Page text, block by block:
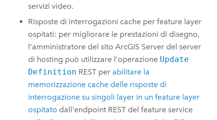
servizi video.
Risposte di interrogazioni cache per feature layer
ospitati: per migliorare le prestazioni di disegno,
l'amministratore del sitoArcGIS Server del server
di hosting può utilizzare l'operazione Update
Definition REST per abilitare la
memorizzazione cache delle risposte di
interrogazione su singoli layer in un feature layer
ospitato dall'endpoint REST del feature service